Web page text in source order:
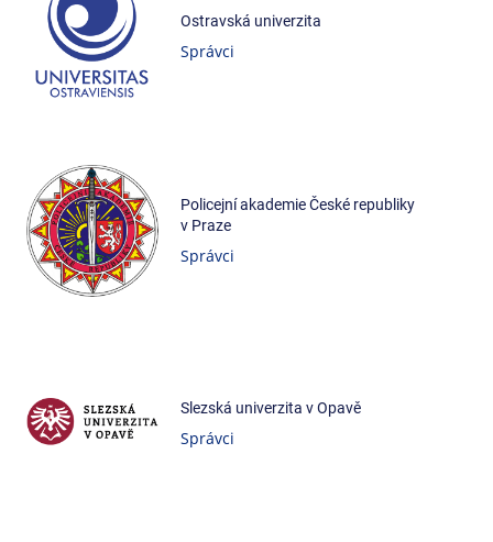
Ostravská univerzita
Správci
Policejní akademie České republiky
v Praze
Správci
Slezská univerzita v Opavě
Správci